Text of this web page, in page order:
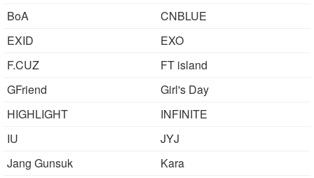
BoA
CNBLUE
EXID
EXO
F.CUZ
FT island
GFriend
Girl's Day
HIGHLIGHT
INFINITE
IU
JYJ
Jang Gunsuk
Kara